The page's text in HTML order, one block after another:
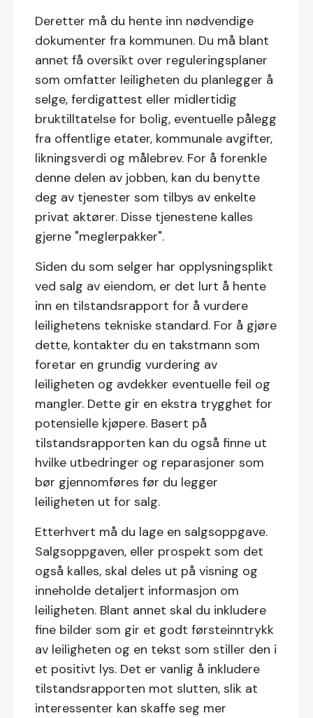
Deretter må du hente inn nødvendige
dokumenter fra kommunen. Du må blant
annet få oversikt over reguleringsplaner
som omfatter leiligheten du planlegger å
selge, ferdigattest eller midlertidig
bruktilltatelse for bolig, eventuelle pålegg
fra offentlige etater, kommunale avgifter,
likningsverdi og målebrev. For å forenkle
denne delen av jobben, kan du benytte
deg av tjenester som tilbys av enkelte
privat aktører. Disse tjenestene kalles
gjerne "meglerpakker".
Siden du som selger har opplysningsplikt
ved salg av eiendom, er det lurt å hente
inn en tilstandsrapport for å vurdere
leilighetens tekniske standard. For å gjøre
dette, kontakter du en takstmann som
foretar en grundig vurdering av
leiligheten og avdekker eventuelle feil og
mangler. Dette gir en ekstra trygghet for
potensielle kjøpere. Basert på
tilstandsrapporten kan du også finne ut
hvilke utbedringer og reparasjoner som
bør gjennomføres før du legger
leiligheten ut for salg.
Etterhvert må du lage en salgsoppgave.
Salgsoppgaven, eller prospekt som det
også kalles, skal deles ut på visning og
inneholde detaljert informasjon om
leiligheten. Blant annet skal du inkludere
fine bilder som gir et godt førsteinntrykk
av leiligheten og en tekst som stiller den i
et positivt lys. Det er vanlig å inkludere
tilstandsrapporten mot slutten, slik at
interessenter kan skaffe seg mer